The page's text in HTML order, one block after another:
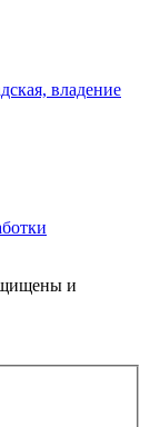
владение
и